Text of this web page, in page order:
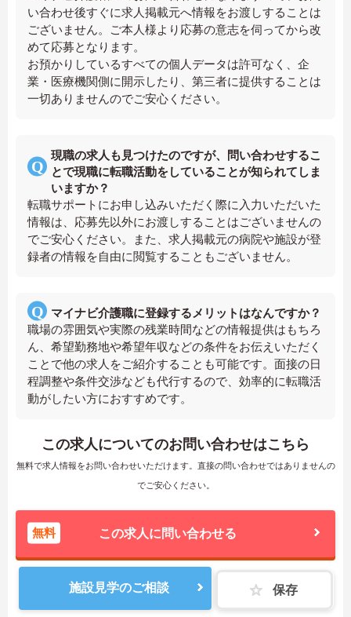
い合わせ後すぐに求人掲載元へ情報をお渡しすることは
ございません。ご本人様より応募の意志を伺ってから改
めて応募となります。
お預かりしているすべての個人データは許可なく、企
業・医療機関側に開示したり、第三者に提供することは
一切ありませんのでご安心ください。
現職の求人も見つけたのですが、問い合わせするこ
とで現職に転職活動をしていることが知られてしま
いますか？
転職サポートにお申し込みいただく際に入力いただいた
情報は、応募先以外にお渡しすることはございませんの
でご安心ください。また、求人掲載元の病院や施設が登
録者の情報を自由に閲覧することもございません。
マイナビ介護職に登録するメリットはなんですか？
職場の雰囲気や実際の残業時間などの情報提供はもちろ
ん、希望勤務地や希望年収などの条件をお伝えいただく
ことで他の求人をご紹介することも可能です。面接の日
程調整や条件交渉なども代行するので、効率的に転職活
動がしたい方におすすめです。
この求人についてのお問い合わせはこちら
無料で求人情報をお問い合わせいただけます。直接の問い合わせではありませんの
でご安心ください。
無料 この求人に問い合わせる
施設見学のご相談 保存